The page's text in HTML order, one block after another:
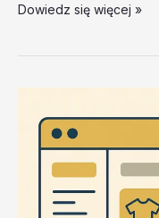
Wybor
test
Dowiedz się więcej »